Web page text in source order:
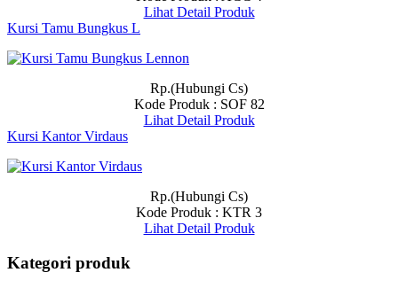
Lihat Detail Produk
Kursi Tamu Bungkus L
Rp.(Hubungi Cs)
Kode Produk : SOF 82
Lihat Detail Produk
Kursi Kantor Virdaus
Rp.(Hubungi Cs)
Kode Produk : KTR 3
Lihat Detail Produk
Kategori produk